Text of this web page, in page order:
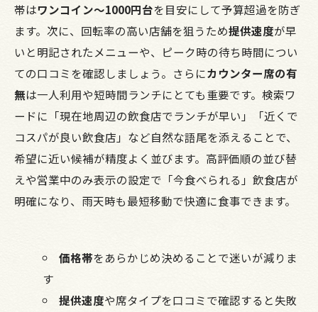
帯はワンコイン〜1000円台を目安にして予算超過を防ぎ
ます。次に、回転率の高い店舗を狙うため提供速度が早
いと明記されたメニューや、ピーク時の待ち時間につい
ての口コミを確認しましょう。さらにカウンター席の有
無は一人利用や短時間ランチにとても重要です。検索ワ
ードに「現在地周辺の飲食店でランチが早い」「近くで
コスパが良い飲食店」など自然な語尾を添えることで、
希望に近い候補が精度よく並びます。高評価順の並び替
えや営業中のみ表示の設定で「今食べられる」飲食店が
明確になり、雨天時も最短移動で快適に食事できます。
価格帯をあらかじめ決めることで迷いが減りま
す
提供速度や席タイプを口コミで確認すると失敗